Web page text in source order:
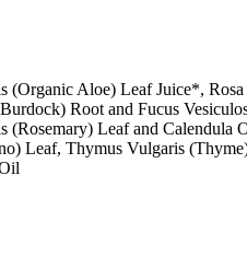
(Organic Aloe) Leaf Juice*,
Root and Fucus
Leaf and
Leaf, Thymus Vulgaris